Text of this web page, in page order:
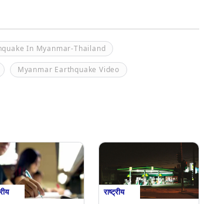
In Myanmar-Thailand
Myanmar Earthquake Video
राष्ट्रीय